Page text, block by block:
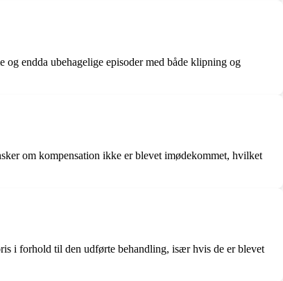
endda ubehagelige episoder med både klipning og
om kompensation ikke er blevet imødekommet, hvilket
i forhold til den udførte behandling, især hvis de er blevet